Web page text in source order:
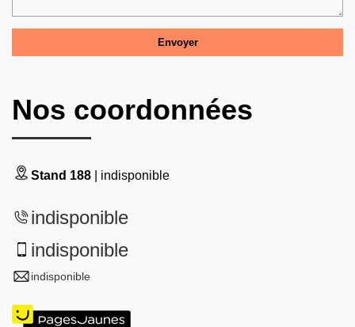
Nos coordonnées
Stand 188 | indisponible
indisponible
indisponible
indisponible